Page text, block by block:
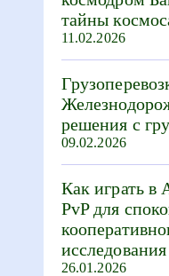
тайны
11.02.2026
решения с
09.02.2026
Как играть в
PvP для
26.01.2026